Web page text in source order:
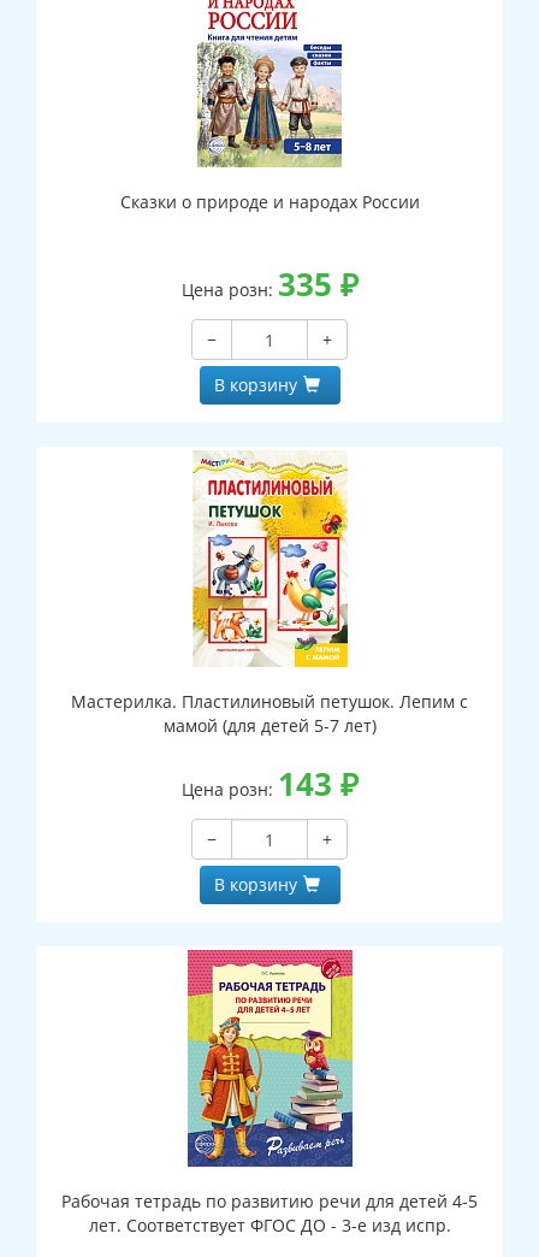
Сказки о природе и народах России
Цена розн: 335 ₽
−
+
В корзину
Мастерилка. Пластилиновый петушок. Лепим с
мамой (для детей 5-7 лет)
Цена розн: 143 ₽
−
+
В корзину
Рабочая тетрадь по развитию речи для детей 4-5
лет. Соответствует ФГОС ДО - 3-е изд испр.